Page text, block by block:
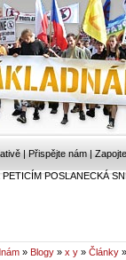
| Přispějte nám |
POSLANECKÁ
» Blogy » x y » Články